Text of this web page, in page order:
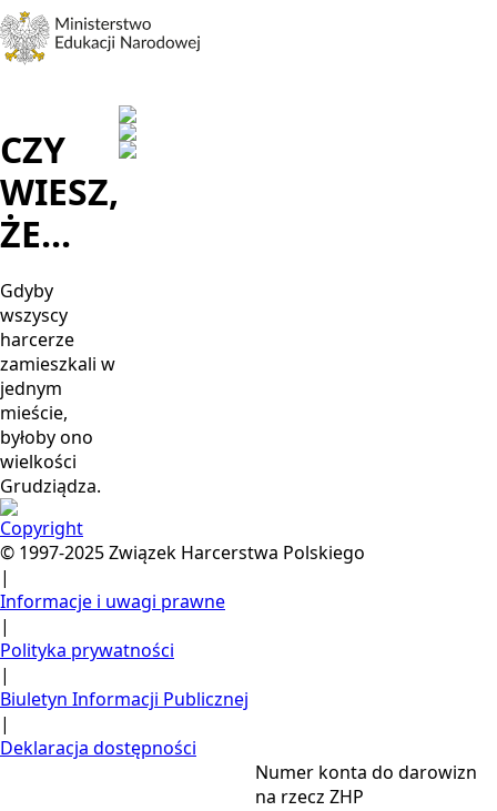
CZY
WIESZ,
ŻE...
Gdyby
wszyscy
harcerze
zamieszkali w
jednym
mieście,
byłoby ono
wielkości
Grudziądza.
Copyright
© 1997-2025 Związek Harcerstwa Polskiego
|
Informacje i uwagi prawne
|
Polityka prywatności
|
Biuletyn Informacji Publicznej
|
Deklaracja dostępności
Numer konta do darowizn
na rzecz ZHP